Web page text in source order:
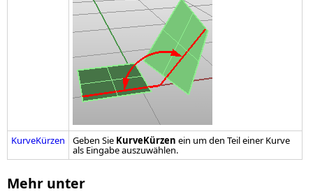
KurveKürzen Geben Sie KurveKürzen ein um den Teil einer Kurve
als Eingabe auszuwählen.
Mehr unter